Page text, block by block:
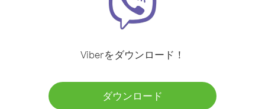
Viberをダウンロード！
ダウンロード